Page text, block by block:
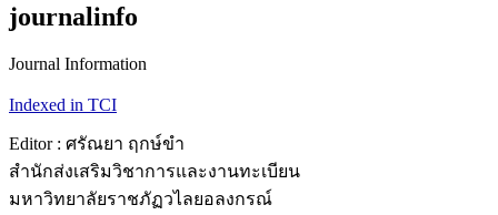
journalinfo
Journal Information
Indexed in TCI
Editor : ศรัณยา ฤกษ์ขำ
สำนักส่งเสริมวิชาการและงานทะเบียน
มหาวิทยาลัยราชภัฏวไลยอลงกรณ์